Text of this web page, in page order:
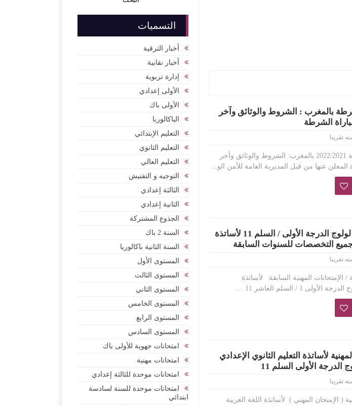
بالمغرب : الشروط والوثائق وآخر
الشرطة
مباراة الأمن الوطني الشرطة 2022/2021 بالمغرب: الشروط والوثائق وآخر
عنها من قبل المديرية العامة للأمن الو...
نماذج الإمتحانات المهنية لولوج الدرجة الأولى / السلم 11 لأساتذة
جميع التخصصات للسنوات السابقة
/ الإمتحانات المهنية السابقة لأساتذة
1 / السلم العاشر 11 ...
لأساتذة التعليم الثانوي الإعدادي
الأولى السلم 11
( الإمتحان المهني ) لأساتذة اللغة العربية
التسميات
أخبار الترقية
أخبار نقابية
إدارة تربوية
الأولى إعدادي
الأولى باك
الباكالوربا
التعليم الإبتدائي
التعليم الثانوي
التعليم العالي
التوجيه و التفتيش
الثالثة إعدادي
الثانية إعدادي
الجذوع المشتركة
السنة 2 باك
السنة الثانية باكالوريا
المستوى الأول
المستوى الثالث
المستوى الثاني
المستوى الخامس
المستوى الرابع
المستوى السادس
امتحانات جهوية للأولى باك
امتحانات مهنية
امتحانات موحدة للثالثة إعدادي
امتحانات موحدة للسنة لسادسة
ابتدائي